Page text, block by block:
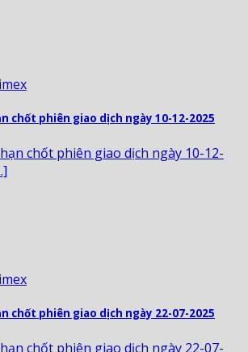
chốt phiên giao dịch ngày 10-12-2025
chốt phiên giao dịch ngày 10-12-
chốt phiên giao dịch ngày 22-07-2025
chốt phiên giao dịch ngày 22-07-